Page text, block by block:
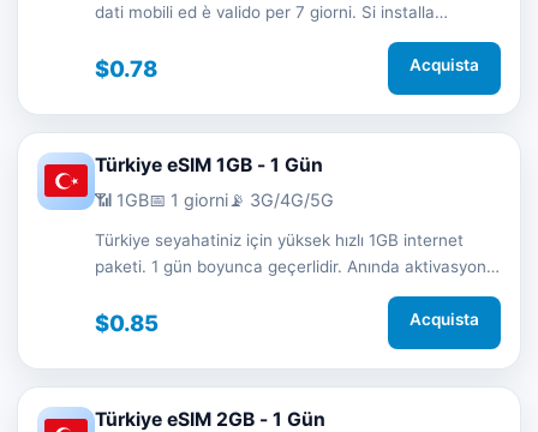
dati mobili ed è valido per 7 giorni. Si installa
rapidamente tramite QR code senza SIM fisica e ti
mantiene connesso in viaggio con rete 3G/4G/5G.
$0.78 Acquista
Türkiye eSIM 1GB - 1 Gün
📶 1GB📅 1 giorni📡 3G/4G/5G
Türkiye seyahatiniz için yüksek hızlı 1GB internet
paketi. 1 gün boyunca geçerlidir. Anında aktivasyon
$0.85 Acquista
Türkiye eSIM 2GB - 1 Gün